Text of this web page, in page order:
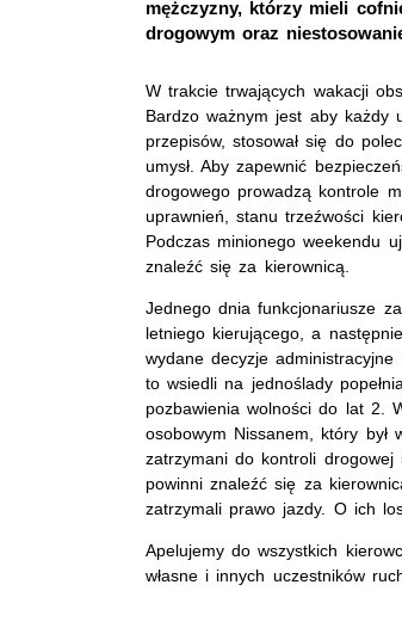
mężczyzny, którzy mieli
drogowym oraz
W trakcie trwających wakacji
Bardzo ważnym jest aby każdy
przepisów, stosował się do
umysł. Aby zapewnić
drogowego prowadzą kontrole
uprawnień, stanu trzeźwości
Podczas minionego weekendu
znaleźć się za kierownicą.
Jednego dnia funkcjonariusze
letniego kierującego, a
wydane decyzje
to wsiedli na jednoślady
pozbawienia wolności do lat 2.
osobowym Nissanem, który był
zatrzymani do kontroli
powinni znaleźć się za
zatrzymali prawo jazdy. O ich
Apelujemy do wszystkich
własne i innych uczestników